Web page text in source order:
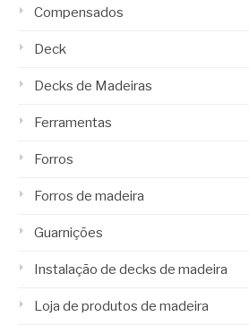
Compensados
Deck
Decks de Madeiras
Ferramentas
Forros
Forros de madeira
Guarnições
Instalação de decks de madeira
Loja de produtos de madeira